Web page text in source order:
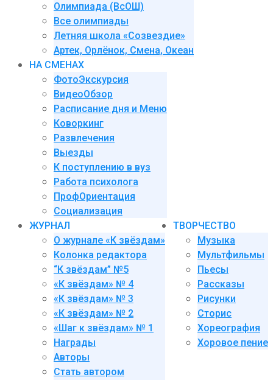
Олимпиада (ВсОШ)
Все олимпиады
Летняя школа «Созвездие»
Артек, Орлёнок, Смена, Океан
НА СМЕНАХ
ФотоЭкскурсия
ВидеоОбзор
Расписание дня и Меню
Коворкинг
Развлечения
Выезды
К поступлению в вуз
Работа психолога
ПрофОриентация
Социализация
ЖУРНАЛ
О журнале «К звёздам»
Колонка редактора
“К звёздам” №5
«К звёздам» № 4
«К звёздам» № 3
«К звёздам» № 2
«Шаг к звёздам» № 1
Награды
Авторы
Стать автором
ТВОРЧЕСТВО
Музыка
Мультфильмы
Пьесы
Рассказы
Рисунки
Сторис
Хореография
Хоровое пение